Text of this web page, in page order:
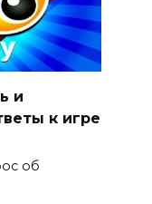
и
к игре
об